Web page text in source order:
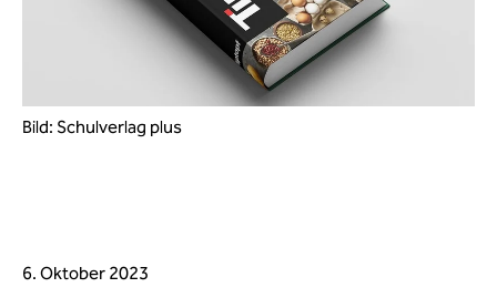
Bild: Schulverlag plus
6. Oktober 2023